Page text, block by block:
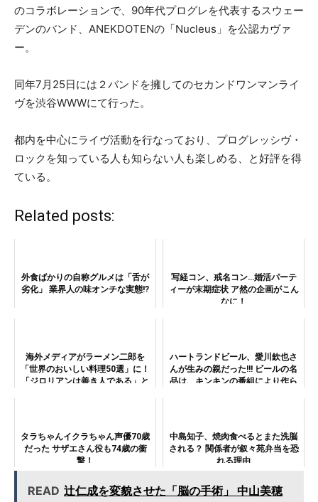
のコラボレーションで、90年代プログレを代表するスウェー
デンのバンド、ANEKDOTENの「Nucleus」を公認カヴァ
ー。
同年7月25日には２バンドを擁してのセカンドワンマンライ
ヴを渋谷WWWにて行った。
都内を中心にライヴ活動を行なっており、プログレッシヴ・
ロックを知っている人も知らない人も楽しめる、と好評を得
ている。
Related posts:
外食ばかりの自称グルメは「舌が
劣化」 業界人の味オンチな実態!?
写経コン、戒名コン…婚活パーテ
ィーが末期症状 ア然の企画がこん
なに！
海外メディアがラーメン二郎を
「世界のおいしい料理50選」に！
「ジロリアンは善き人である」と
ハートランドビール、愛川欽也さ
んが生みの親だった!!! ビールの名
品は、キンキンの番組により作ら
タラちゃんイクラちゃん声優70歳
だった サザエさん役も74歳の衝
撃！
中島知子、焼肉食べるとまた洗脳
される？ 関係者が叙々苑弁当を恐
れる理由
READ 辻仁成を変貌させた「脳の手術」 中山美穂